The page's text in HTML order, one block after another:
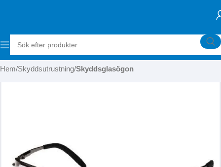
Hem Skyddsutrustning Skyddsglasögon